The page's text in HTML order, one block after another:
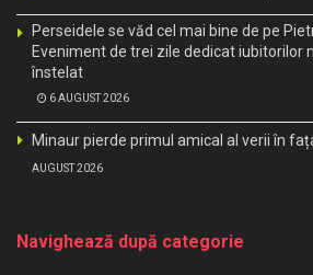
Perseidele se văd cel mai bine de pe
Eveniment de trei zile dedicat iubitorilor
înstelat
6 AUGUST 2026
Minaur pierde primul amical al verii în
AUGUST 2026
Navighează după categorie